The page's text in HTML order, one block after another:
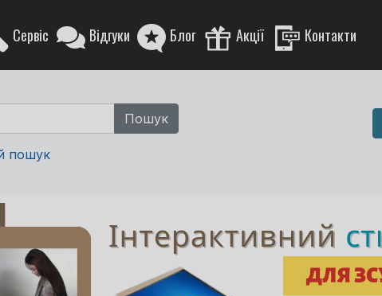
Сервіс Відгуки Блог Акції Контакти
пошук